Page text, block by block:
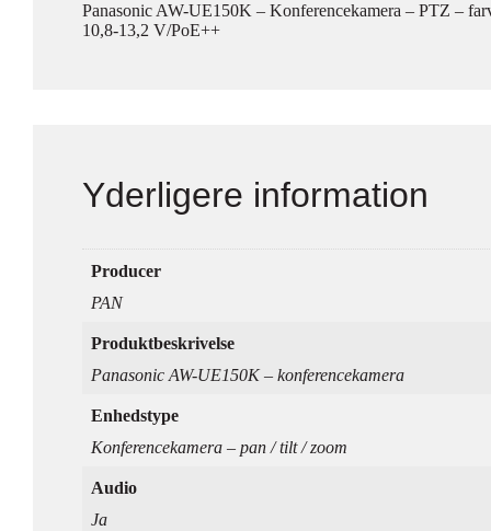
Panasonic AW-UE150K – Konferencekamera – PTZ –
10,8-13,2 V/PoE++
Yderligere information
Producer
PAN
Produktbeskrivelse
Panasonic AW-UE150K – konferencekamera
Enhedstype
Konferencekamera – pan / tilt / zoom
Audio
Ja